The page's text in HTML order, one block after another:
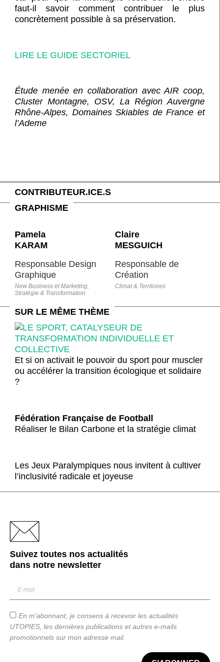
faut-il savoir comment contribuer le plus
concrètement possible à sa préservation.
LIRE LE GUIDE SECTORIEL
Étude menée en collaboration avecAIR coop,
Cluster Montagne, OSV, La Région Auvergne
Rhône-Alpes, Domaines Skiables de France et
l’Ademe
CONTRIBUTEUR.ICE.S
GRAPHISME
Pamela
KARAM
Responsable Design
Graphique
New Business et Marketing,
Stratégie & Transformation
Claire
MESGUICH
Responsable de
Création
Climat & Territoires
SUR LE MÊME THÈME
Et si on activait le pouvoir du sport pour muscler
ou accélérer la transition écologique et solidaire
?
Fédération Française de Football
Réaliser le Bilan Carbone et la stratégie climat
Les Jeux Paralympiques nous invitent à cultiver
l’inclusivité radicale et joyeuse
Suivez toutes nos actualités
dans notre newsletter
En m'abonnant, je consens à recevoir les actualités
UTOPIES, les dernières publications et autres e-mails
promotionnels sur mon adresse mail.